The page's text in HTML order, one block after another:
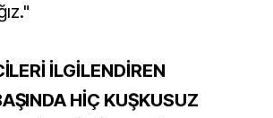
İLGİLENDİREN
HİÇ KUŞKUSUZ